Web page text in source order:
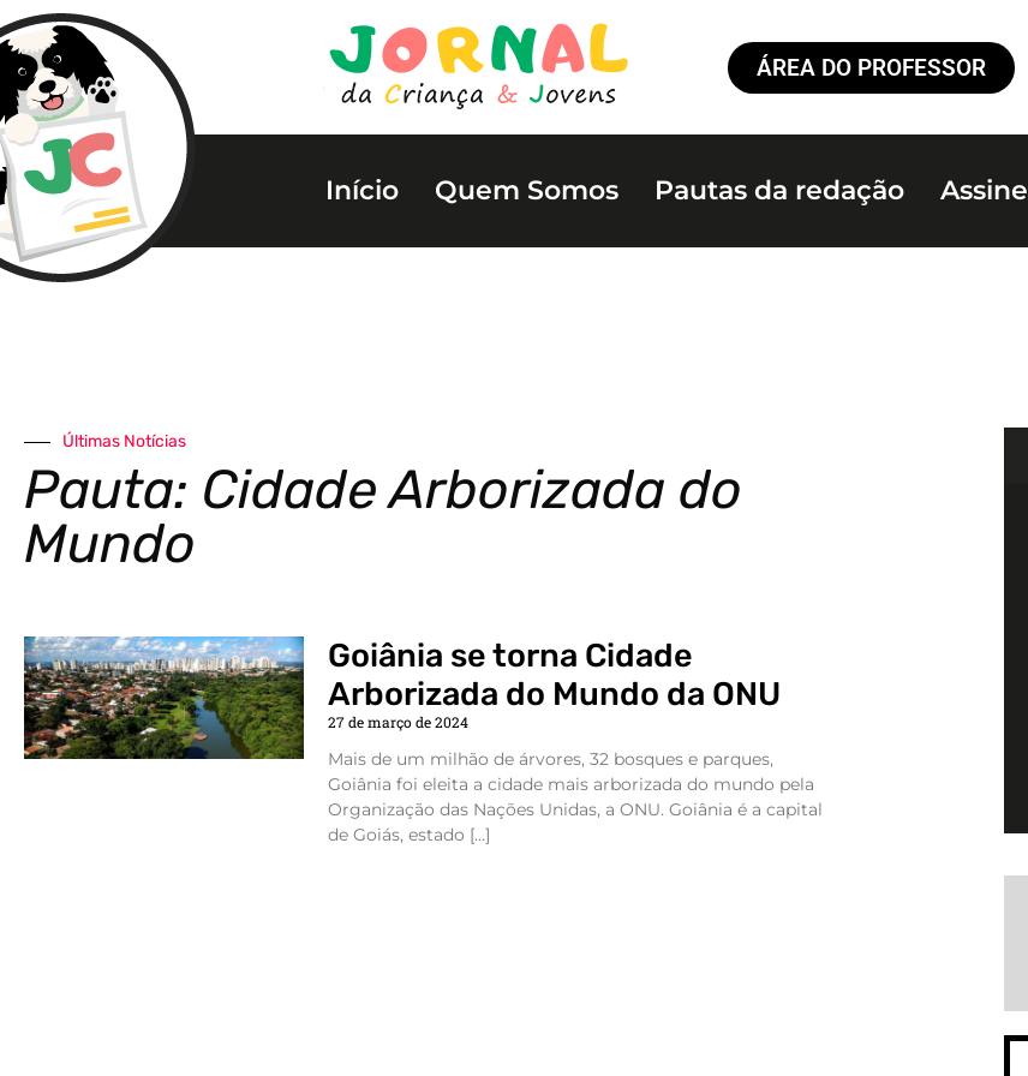
ÁREA DO PROFESSOR
Início Quem Somos Pautas da redação Assine
Últimas Notícias
Pauta: Cidade Arborizada do
Mundo
Goiânia se torna Cidade
Arborizada do Mundo da ONU
27 de março de 2024
Mais de um milhão de árvores, 32 bosques e parques,
Goiânia foi eleita a cidade mais arborizada do mundo pela
Organização das Nações Unidas, a ONU. Goiânia é a capital
de Goiás, estado […]